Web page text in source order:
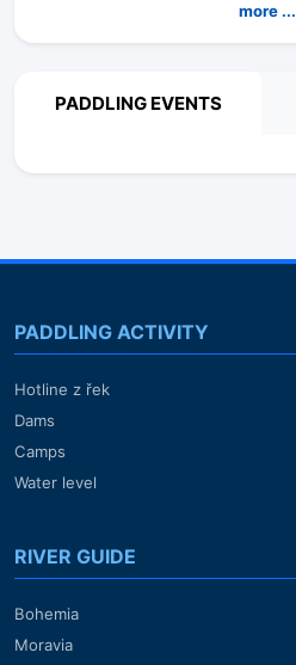
more ...
PADDLING EVENTS
PADDLING ACTIVITY
Hotline z řek
Dams
Camps
Water level
RIVER GUIDE
Bohemia
Moravia